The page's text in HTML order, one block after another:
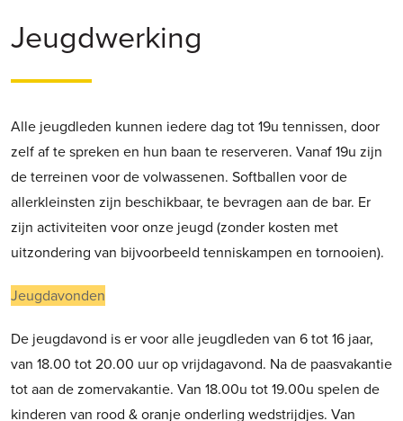
Jeugdwerking
Alle jeugdleden kunnen iedere dag tot 19u tennissen, door
zelf af te spreken en hun baan te reserveren. Vanaf 19u zijn
de terreinen voor de volwassenen. Softballen voor de
allerkleinsten zijn beschikbaar, te bevragen aan de bar. Er
zijn activiteiten voor onze jeugd (zonder kosten met
uitzondering van bijvoorbeeld tenniskampen en tornooien).
Jeugdavonden
De jeugdavond is er voor alle jeugdleden van 6 tot 16 jaar,
van 18.00 tot 20.00 uur op vrijdagavond. Na de paasvakantie
tot aan de zomervakantie. Van 18.00u tot 19.00u spelen de
kinderen van rood & oranje onderling wedstrijdjes. Van